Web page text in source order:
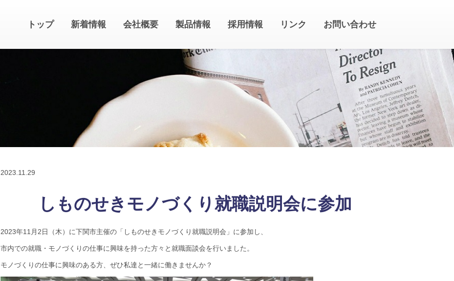
トップ 新着情報 会社概要 製品情報 採用情報 リンク お問い合わせ
2023. 11.29
しものせきモノづくり就職説明会に参加
2023年11月2日（木）に下関市主催の「しものせきモノづくり就職説明会」に参加し、
市内での就職・モノづくりの仕事に興味を持った方々と就職面談会を行いました。
モノづくりの仕事に興味のある方、ぜひ私達と一緒に働きませんか？